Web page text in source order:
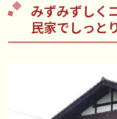
みずみずしく
民家でしっと